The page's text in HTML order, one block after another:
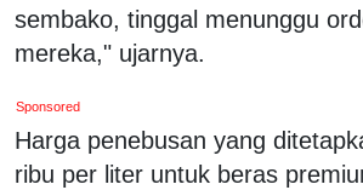
sembako, tinggal menunggu
mereka," ujarnya.
Sponsored
Harga penebusan yang
ribu per liter untuk beras